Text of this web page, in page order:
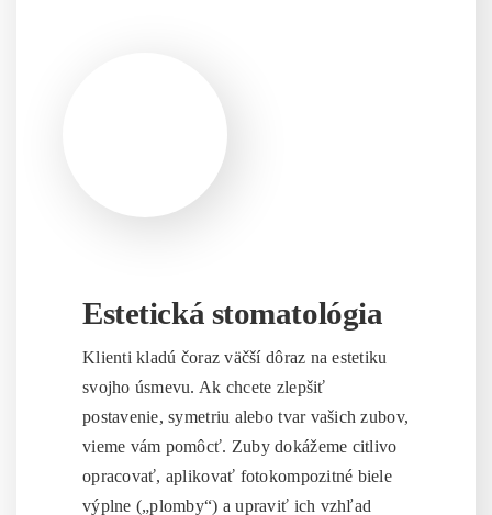
Estetická stomatológia
Klienti kladú čoraz väčší dôraz na estetiku
svojho úsmevu. Ak chcete zlepšiť
postavenie, symetriu alebo tvar vašich zubov,
vieme vám pomôcť. Zuby dokážeme citlivo
opracovať, aplikovať fotokompozitné biele
výplne („plomby“) a upraviť ich vzhľad